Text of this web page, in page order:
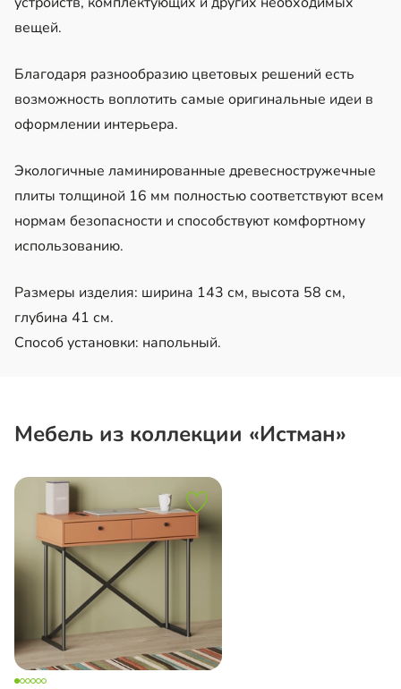
вещей.
Благодаря разнообразию цветовых решений есть
возможность воплотить самые оригинальные идеи в
оформлении интерьера.
Экологичные ламинированные древесностружечные
плиты толщиной 16 мм полностью соответствуют всем
нормам безопасности и способствуют комфортному
использованию.
Размеры изделия: ширина 143 см, высота 58 см,
глубина 41 см.
Способ установки: напольный.
Мебель из коллекции «Истман»